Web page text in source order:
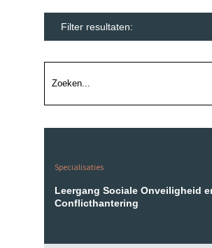
Filter resultaten:
Specialisaties
Leergang Sociale Onveiligheid
Conflicthantering